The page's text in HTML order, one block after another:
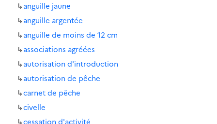
↳anguille jaune
↳anguille argentée
↳anguille de moins de 12 cm
↳associations agréées
↳autorisation d'introduction
↳autorisation de pêche
↳carnet de pêche
↳civelle
↳cessation d'activité